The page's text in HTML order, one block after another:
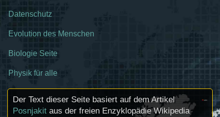
Datenschutz
Evolution des Menschen
Biologie Seite
Physik für alle
Der Text dieser Seite basiert auf dem Artikel
Posnjakit aus der freien Enzyklopädie Wikipedia